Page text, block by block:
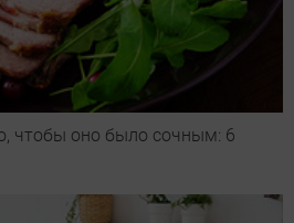
чтобы оно было сочным: 6